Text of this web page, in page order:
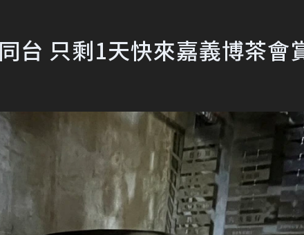
台 只剩1天快來嘉義博茶會